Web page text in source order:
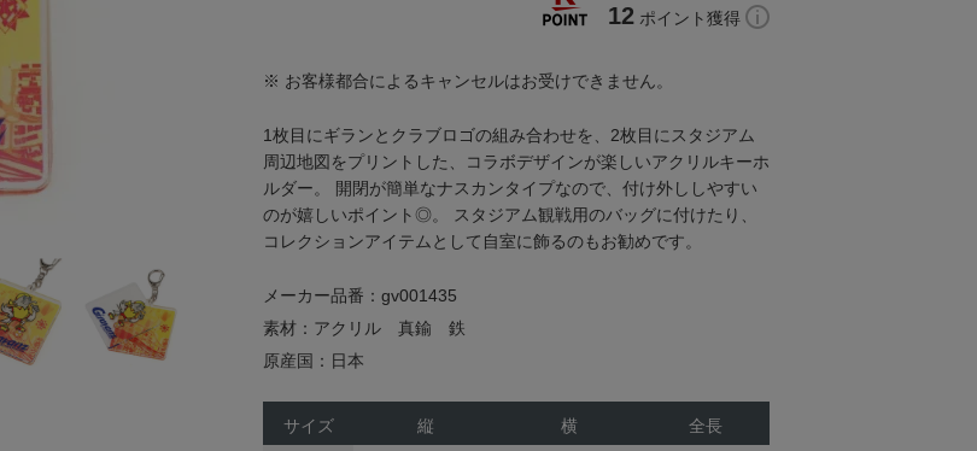
12 ポイント獲得
※ お客様都合によるキャンセルはお受けできません。
1枚目にギランとクラブロゴの組み合わせを、2枚目にスタジアム
周辺地図をプリントした、コラボデザインが楽しいアクリルキーホ
ルダー。 開閉が簡単なナスカンタイプなので、付け外ししやすい
のが嬉しいポイント◎。 スタジアム観戦用のバッグに付けたり、
コレクションアイテムとして自室に飾るのもお勧めです。
メーカー品番：gv001435
素材：アクリル 真鍮 鉄
原産国：日本
サイズ 縦 横
全長